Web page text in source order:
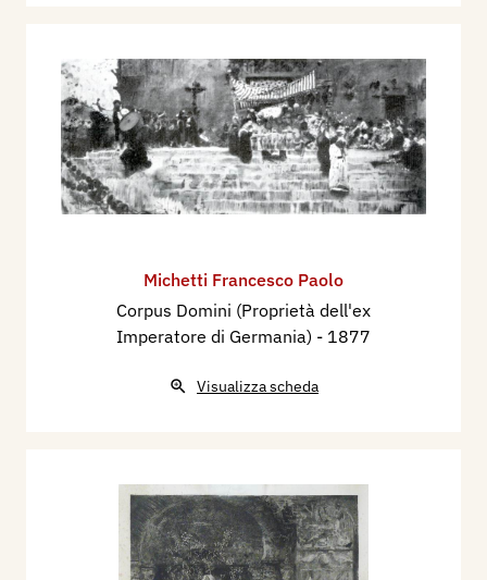
Michetti Francesco Paolo
Corpus Domini (Proprietà dell'ex
Imperatore di Germania) - 1877
Visualizza scheda